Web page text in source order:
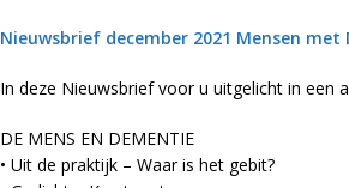
Nieuwsbrief december 2021 Mensen met
In deze Nieuwsbrief voor u uitgelicht in een
DE MENS EN DEMENTIE
• Uit de praktijk – Waar is het gebit?